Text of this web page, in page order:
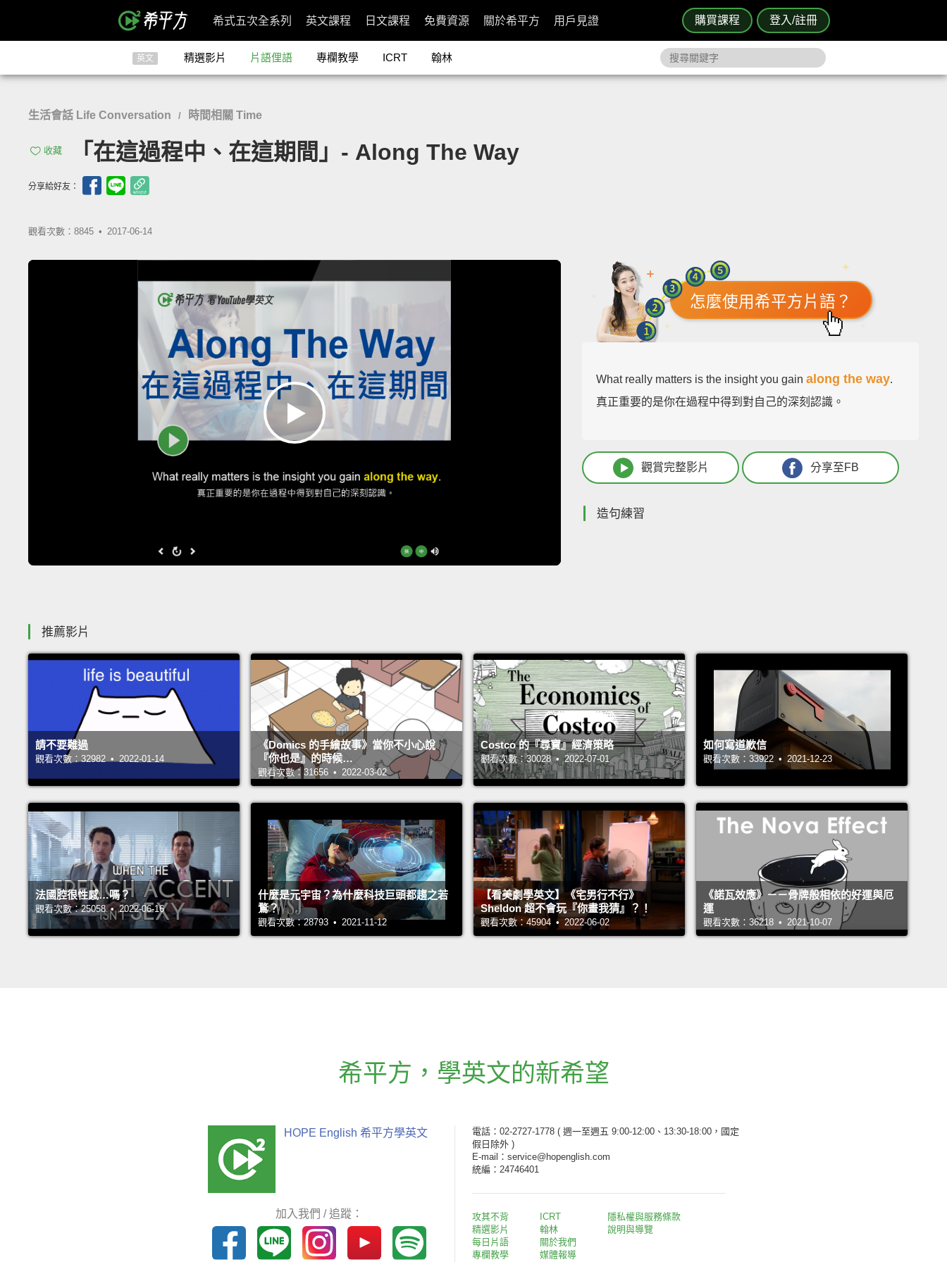
購買課程 登入/註冊
希式五次全系列 英文課程 日文課程 免費資源 關於希平方 用戶見證
英文 精選影片 片語俚語 專欄教學 ICRT 翰林
生活會話 Life Conversation / 時間相關 Time
收藏 「在這過程中、在這期間」- Along The Way
分享給好友：
觀看次數：8845 • 2017-06-14
怎麼使用希平方片語？
What really matters is the insight you gainalong the way.
真正重要的是你在過程中得到對自己的深刻認識。
觀賞完整影片 分享至FB
造句練習
推薦影片
請不要難過
觀看次數：32982 • 2022-01-14
《Domics 的手繪故事》當你不小心說
『你也是』的時候…
觀看次數：31656 • 2022-03-02
Costco 的『尋寶』經濟策略
觀看次數：30028 • 2022-07-01
如何寫道歉信
觀看次數：33922 • 2021-12-23
法國腔很性感…嗎？
觀看次數：25058 • 2022-06-16
什麼是元宇宙？為什麼科技巨頭都趨之若
鶩？
觀看次數：28793 • 2021-11-12
【看美劇學英文】《宅男行不行》
Sheldon 超不會玩『你畫我猜』？！
觀看次數：45904 • 2022-06-02
《諾瓦效應》－－骨牌般相依的好運與厄
運
觀看次數：36218 • 2021-10-07
希平方 ， 學英文的新希望
HOPE English 希平方學英文
加入我們 / 追蹤：
電話：02-2727-1778 ( 週一至週五 9:00-12:00、13:30-18:00，國定
假日除外 )
E-mail：service@hopenglish.com
統編：24746401
攻其不背
精選影片
每日片語
專欄教學
ICRT
翰林
關於我們
媒體報導
隱私權與服務條款
說明與導覽